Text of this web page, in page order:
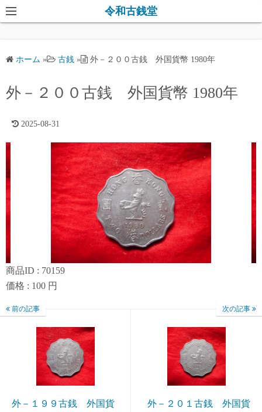
コ
ン
ス
プ
令和古銭堂
ホーム » 古銭 » 外－２００古銭 外国貨幣 1980年
外－２００古銭 外国貨幣 1980年
2025-08-31
商品ID : 70159
価格 : 100 円
前の記事
外－１９９古銭 外国貨
次の記事
外－２０１古銭 外国貨